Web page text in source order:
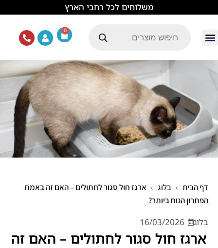
משלוחים לכל רחבי הארץ
0
דף הבית בלוג
ארגז חול סגור לחתולים – האם זה באמת
הפתרון הנוח ביותר?
בלוג 16/03/2026
ארגז חול סגור לחתולים – האם זה